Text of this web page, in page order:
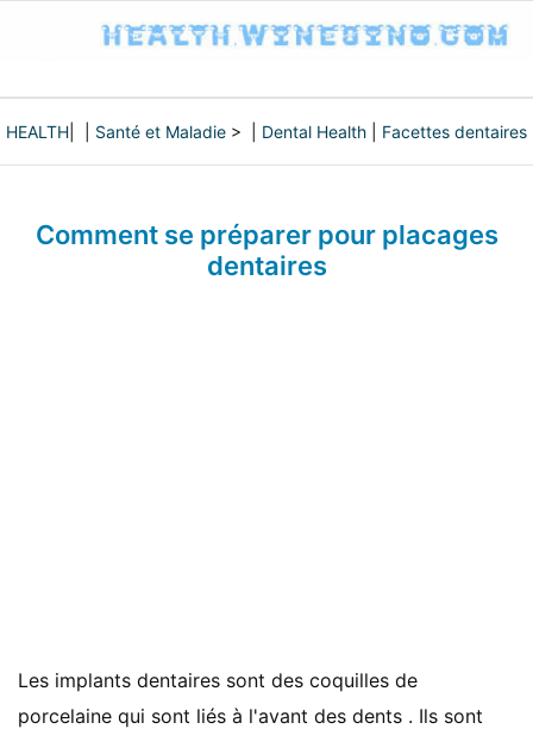
HEALTH Santé et Maladie > | Dental Health Facettes dentaires
Comment se préparer pour placages
dentaires
Les implants dentaires sont des coquilles de
porcelaine qui sont liés à l'avant des dents . Ils sont